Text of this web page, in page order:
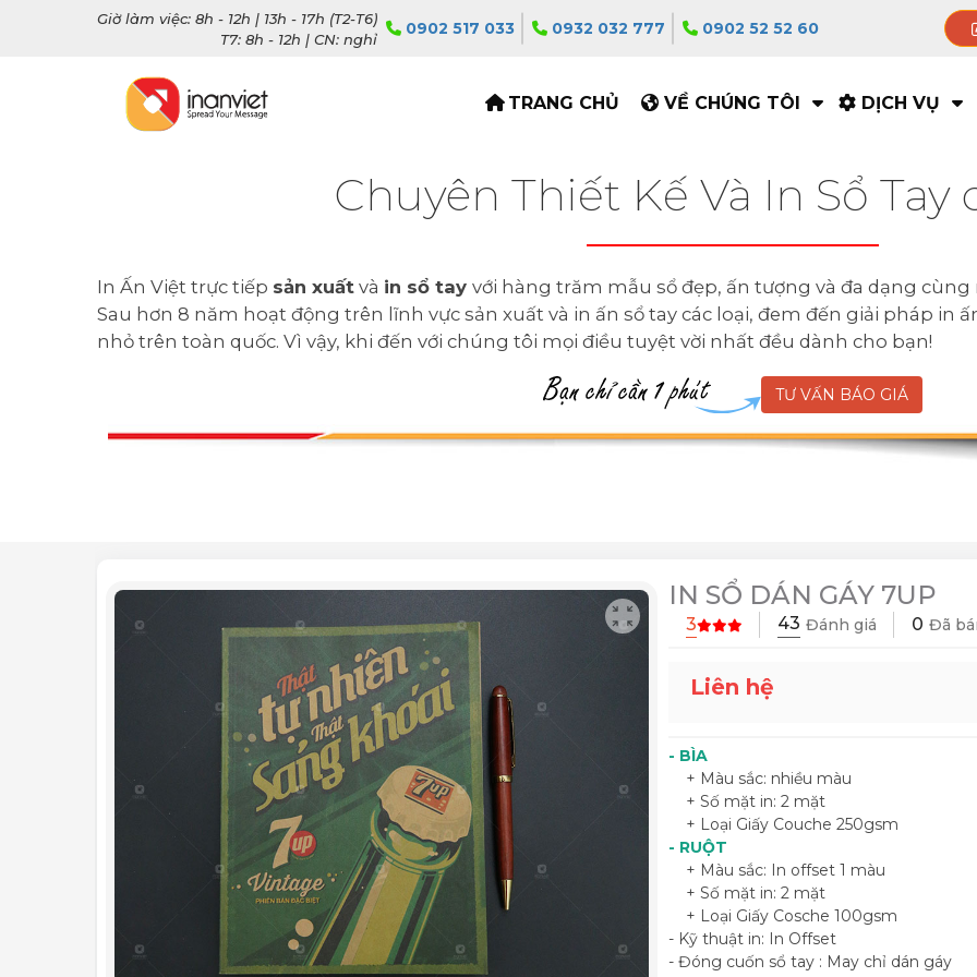
Giờ làm việc: 8h - 12h | 13h - 17h (T2-T6)
T7: 8h - 12h | CN: nghỉ
0902 517 033 0932 032 777 0902 52 52 60
TRANG CHỦ VỀ CHÚNG TÔI DỊCH VỤ
Chuyên Thiết Kế Và In Sổ Tay
In Ấn Việt trực tiếp sản xuất và in sổ tay với hàng trăm mẫu sổ đẹp, ấn tượng và đa dạng
Sau hơn 8 năm hoạt động trên lĩnh vực sản xuất và in ấn sổ tay các loại, đem đến giải pháp in
nhỏ trên toàn quốc. Vì vậy, khi đến với chúng tôi mọi điều tuyệt vời nhất đều dành cho bạn!
TƯ VẤN BÁO GIÁ
IN SỔ DÁN GÁY 7UP
3 43 Đánh giá 0 Đã
Liên hệ
- BÌA
+ Màu sắc: nhiều màu
+ Số mặt in: 2 mặt
+ Loại Giấy Couche 250gsm
- RUỘT
+ Màu sắc: In offset 1 màu
+ Số mặt in: 2 mặt
+ Loại Giấy Cosche 100gsm
- Kỹ thuật in: In Offset
- Đóng cuốn sổ tay : May chỉ dán gáy